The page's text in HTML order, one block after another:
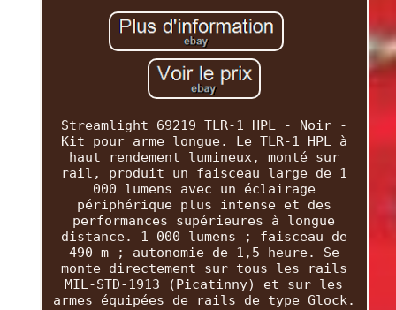
Streamlight 69219 TLR-1 HPL - Noir -
Kit pour arme longue. Le TLR-1 HPL à
haut rendement lumineux, monté sur
rail, produit un faisceau large de 1
000 lumens avec un éclairage
périphérique plus intense et des
performances supérieures à longue
distance. 1 000 lumens ; faisceau de
490 m ; autonomie de 1,5 heure. Se
monte directement sur tous les rails
MIL-STD-1913 (Picatinny) et sur les
armes équipées de rails de type Glock.